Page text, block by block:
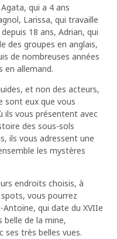
qui a 4 ans
Larissa, qui travaille
18 ans, Adrian, qui
des groupes en anglais,
de nombreuses années
en allemand.
et non des acteurs,
sont eux que vous
ils vous présentent avec
des sous-sols
ils vous adressent une
les mystères
endroits choisis, à
vous pourrez
qui date du XVIIe
belle de la mine,
ses très belles vues.